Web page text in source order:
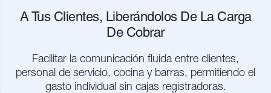
Português
A Tus Clientes, Liberándolos De La Carga
De Cobrar
Facilitar la comunicación fluida entre clientes,
personal de servicio, cocina y barras, permitiendo el
gasto individual sin cajas registradoras.